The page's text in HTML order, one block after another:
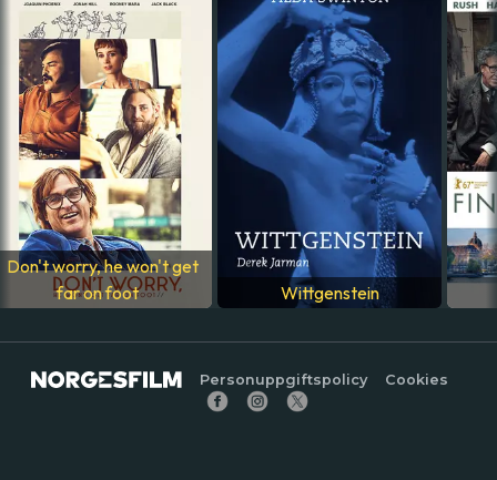
Italien
SPRÅK
Italienska
Don't worry, he won't get
far on foot
Wittgenstein
Personuppgiftspolicy Cookies